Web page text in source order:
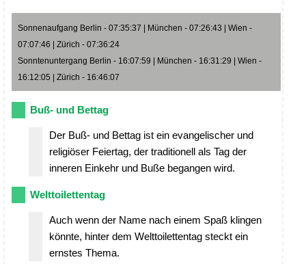
Sonnenaufgang Berlin - 07:35:37 | München - 07:26:43 | Wien -
07:07:46 | Zürich - 07:36:24
Sonntenuntergang Berlin - 16:07:59 | München - 16:31:29 | Wien -
16:12:05 | Zürich - 16:46:07
Buß- und Bettag
Der Buß- und Bettag ist ein evangelischer und
religiöser Feiertag, der traditionell als Tag der
inneren Einkehr und Buße begangen wird.
Welttoilettentag
Auch wenn der Name nach einem Spaß klingen
könnte, hinter dem Welttoilettentag steckt ein
ernstes Thema.